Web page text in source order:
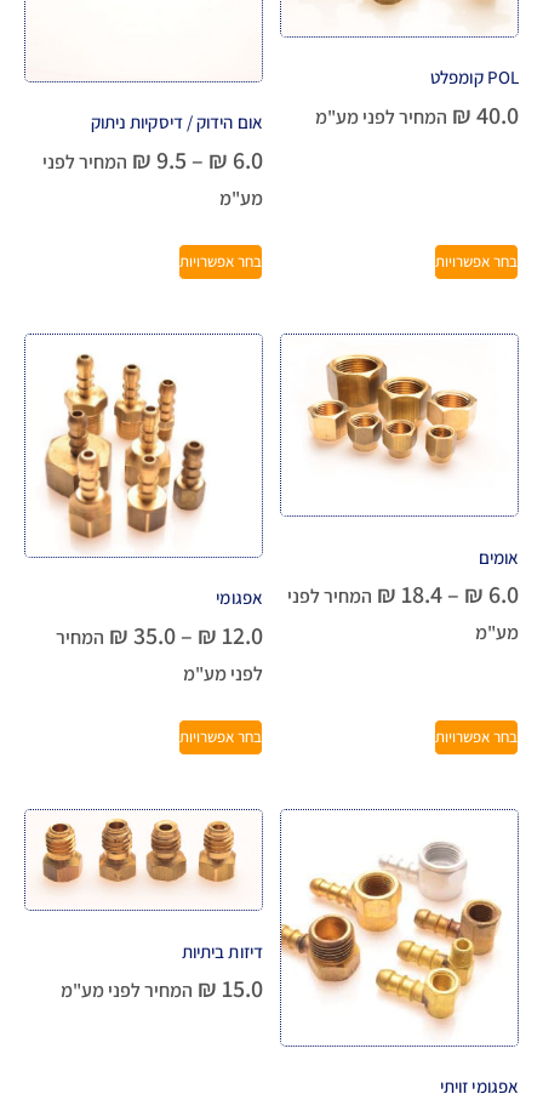
POL קומפלט
₪40.0 המחיר לפני מע"מ
בחר אפשרויות
אום הידוק / דיסקיות ניתוק
₪ 6.0
–
₪9.5
המחיר לפני
מע"מ
בחר אפשרויות
אומים
₪ 6.0
–
₪ 18.4
המחיר לפני
מע"מ
בחר אפשרויות
אפגומי
₪ 12.0
–
₪35.0
המחיר
לפני מע"מ
בחר אפשרויות
אפגומי זויתי
דיזות ביתיות
₪ 15.0 המחיר לפני מע"מ